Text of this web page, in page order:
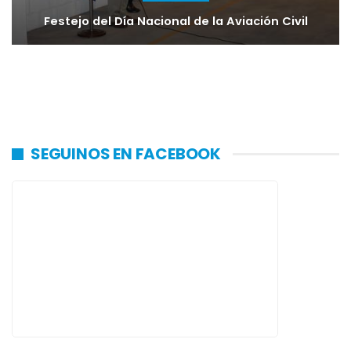
Festejo del Día Nacional de la Aviación Civil
SEGUINOS EN FACEBOOK